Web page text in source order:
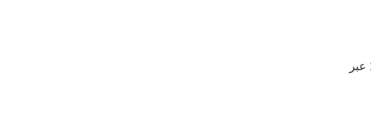
لمواكبة الإنتاجات السينمائية وإغناء النقاش حولها، تفتح المؤسسة باب الترشيحات إلى غاية 26 يونيو 2026 عبر